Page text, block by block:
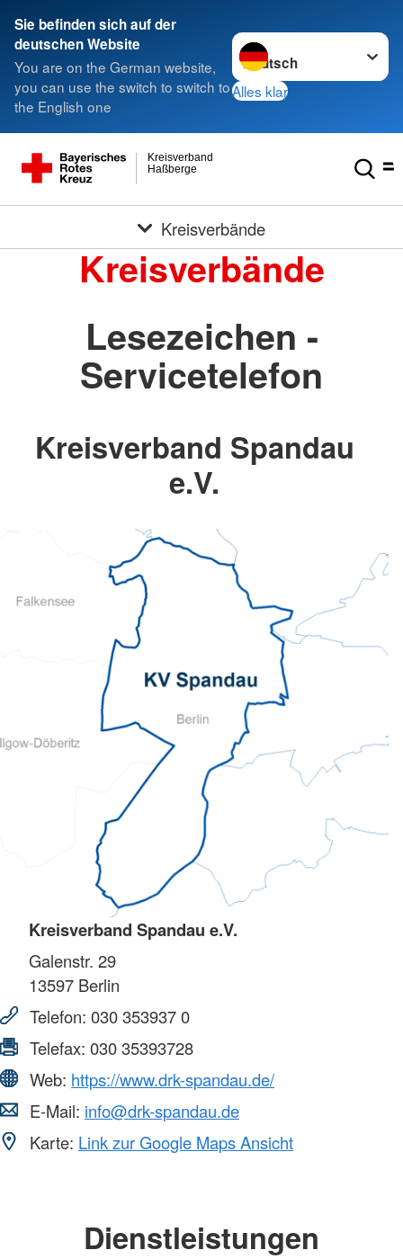
Sie befinden sich auf der
deutschen Website
You are on the German website,
you can use the switch to switch to
the English one
Sprache wechseln zu
Alles klar
Haßberge
Kreisverband
Kreisverbände
Kreisverbände
Lesezeichen -
Servicetelefon
Kreisverband Spandau
e.V.
Kreisverband Spandau e.V.
Galenstr. 29
13597 Berlin
Telefon: 030 353937 0
Telefax: 030 35393728
Web: https://www.drk-spandau.de/
E-Mail: info@drk-spandau.de
Karte: Link zur Google Maps Ansicht
Dienstleistungen